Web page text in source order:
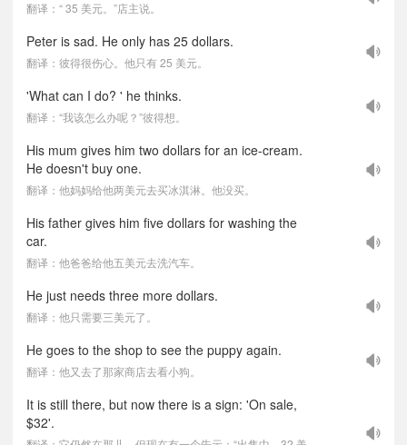
翻译：“ 35 美元。”店主说。
Peter is sad. He only has 25 dollars.
翻译：彼得很伤心。他只有 25 美元。
'What can I do? ' he thinks.
翻译：“我该怎么办呢？”彼得想。
His mum gives him two dollars for an ice-cream.
He doesn't buy one.
翻译：他妈妈给他两美元去买冰淇淋。他没买。
His father gives him five dollars for washing the
car.
翻译：他爸爸给他五美元去洗汽车。
He just needs three more dollars.
翻译：他只需要三美元了。
He goes to the shop to see the puppy again.
翻译：他又去了那家商店去看小狗。
It is still there, but now there is a sign: 'On sale,
$32'.